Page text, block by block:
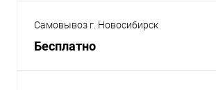
Самовывоз г. Новосибирск
Бесплатно